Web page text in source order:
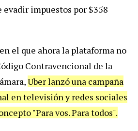
evadir impuestos por $358
en el que ahorala plataforma no
ódigo Contravencional de la
ámara,Uberlanzóuna campaña
entelevisióny redes sociales
"Paravos.Paratodos".